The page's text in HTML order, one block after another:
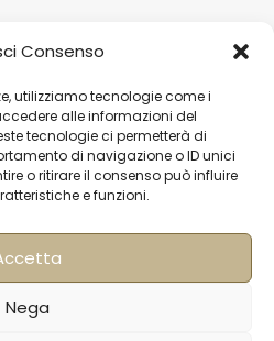
Consenso
utilizziamo tecnologie come i
alle informazioni del
tecnologie ci permetterà di
di navigazione o ID unici
o ritirare il consenso può influire
e funzioni.
Nega